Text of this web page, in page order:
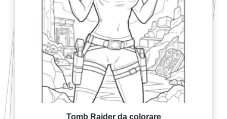
Tomb Raider da colorare